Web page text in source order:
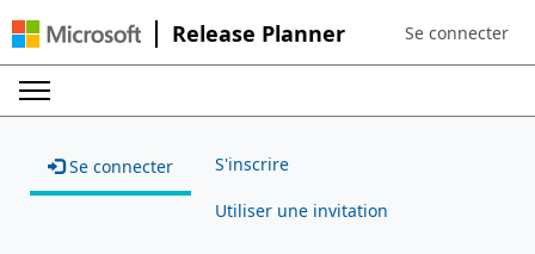
Release Planner Sign in to your
Se connecter
Se connecter S'inscrire
Utiliser une invitation